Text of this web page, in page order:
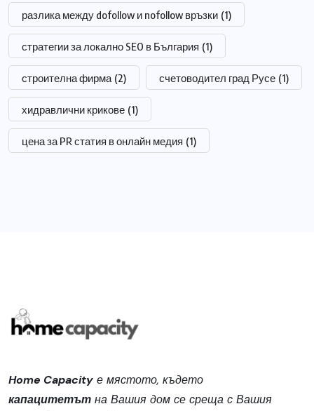
разлика между dofollow и nofollow връзки (1)
стратегии за локално SEO в България (1)
строителна фирма (2) счетоводител град Русе (1)
хидравлични крикове (1)
цена за PR статия в онлайн медия (1)
Home Capacity е мястото, където
капацитетът на Вашия дом се среща с Вашия